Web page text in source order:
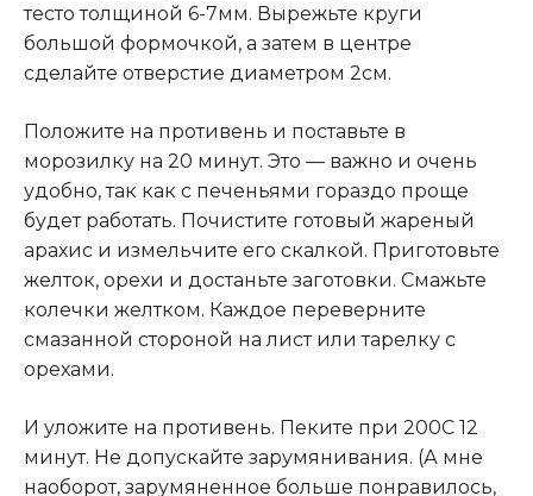
тесто толщиной 6-7мм. Вырежьте круги
большой формочкой, а затем в центре
сделайте отверстие диаметром 2см.
Положите на противень и поставьте в
морозилку на 20 минут. Это — важно и очень
удобно, так как с печеньями гораздо проще
будет работать. Почистите готовый жареный
арахис и измельчите его скалкой. Приготовьте
желток, орехи и достаньте заготовки. Смажьте
колечки желтком. Каждое переверните
смазанной стороной на лист или тарелку с
орехами.
И уложите на противень. Пеките при 200С 12
минут. Не допускайте зарумянивания. (А мне
наоборот, зарумяненное больше понравилось,